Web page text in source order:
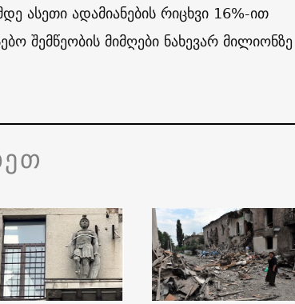
ასეთი ადამიანების რიცხვი 16%-ით
შემწეობის მიმღები ნახევარ მილიონზე